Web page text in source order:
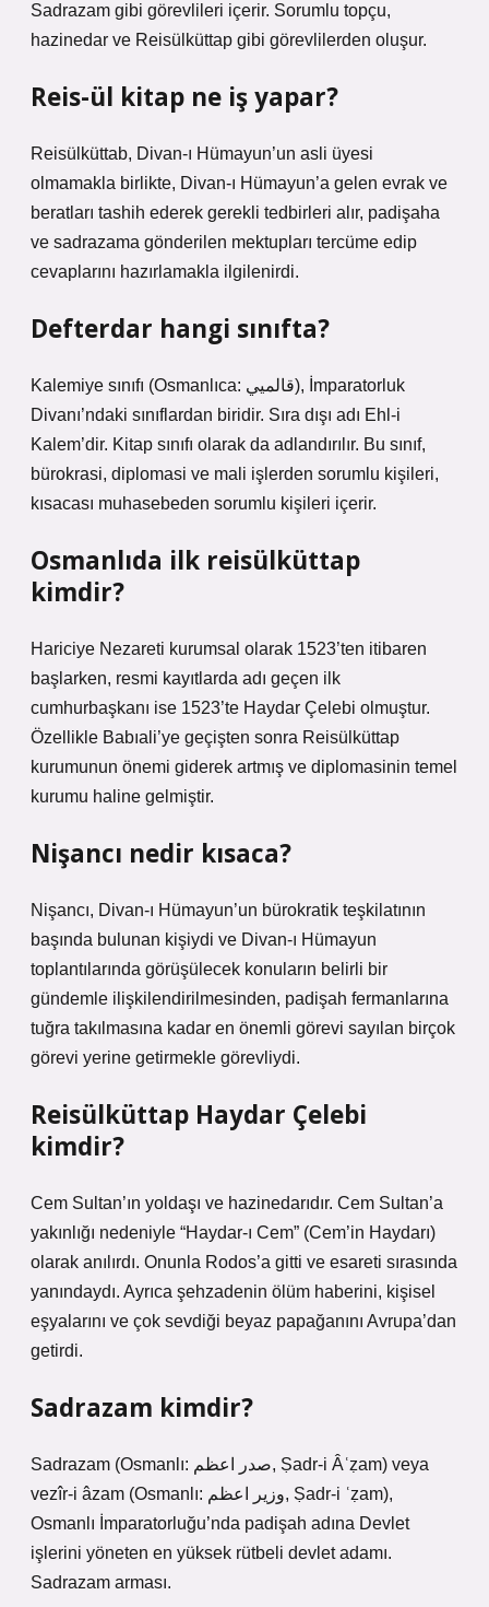
Sadrazam gibi görevlileri içerir. Sorumlu topçu,
hazinedar ve Reisülküttap gibi görevlilerden oluşur.
Reis-ül kitap ne iş yapar?
Reisülküttab, Divan-ı Hümayun’un asli üyesi
olmamakla birlikte, Divan-ı Hümayun’a gelen evrak ve
beratları tashih ederek gerekli tedbirleri alır, padişaha
ve sadrazama gönderilen mektupları tercüme edip
cevaplarını hazırlamakla ilgilenirdi.
Defterdar hangi sınıfta?
Kalemiye sınıfı (Osmanlıca: قالميي‎), İmparatorluk
Divanı’ndaki sınıflardan biridir. Sıra dışı adı Ehl-i
Kalem’dir. Kitap sınıfı olarak da adlandırılır. Bu sınıf,
bürokrasi, diplomasi ve mali işlerden sorumlu kişileri,
kısacası muhasebeden sorumlu kişileri içerir.
Osmanlıda ilk reisülküttap
kimdir?
Hariciye Nezareti kurumsal olarak 1523’ten itibaren
başlarken, resmi kayıtlarda adı geçen ilk
cumhurbaşkanı ise 1523’te Haydar Çelebi olmuştur.
Özellikle Babıali’ye geçişten sonra Reisülküttap
kurumunun önemi giderek artmış ve diplomasinin temel
kurumu haline gelmiştir.
Nişancı nedir kısaca?
Nişancı, Divan-ı Hümayun’un bürokratik teşkilatının
başında bulunan kişiydi ve Divan-ı Hümayun
toplantılarında görüşülecek konuların belirli bir
gündemle ilişkilendirilmesinden, padişah fermanlarına
tuğra takılmasına kadar en önemli görevi sayılan birçok
görevi yerine getirmekle görevliydi.
Reisülküttap Haydar Çelebi
kimdir?
Cem Sultan’ın yoldaşı ve hazinedarıdır. Cem Sultan’a
yakınlığı nedeniyle “Haydar-ı Cem” (Cem’in Haydarı)
olarak anılırdı. Onunla Rodos’a gitti ve esareti sırasında
yanındaydı. Ayrıca şehzadenin ölüm haberini, kişisel
eşyalarını ve çok sevdiği beyaz papağanını Avrupa’dan
getirdi.
Sadrazam kimdir?
Sadrazam (Osmanlı: صدر اعظم, Ṣadr-i Âʿẓam) veya
vezîr-i âzam (Osmanlı: وزیر اعظم, Ṣadr-i ʿẓam),
Osmanlı İmparatorluğu’nda padişah adına Devlet
işlerini yöneten en yüksek rütbeli devlet adamı.
Sadrazam arması.